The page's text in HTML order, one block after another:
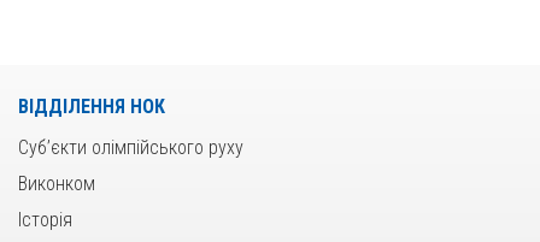
ВІДДІЛЕННЯ НОК
Суб’єкти олімпійського руху
Виконком
Історія